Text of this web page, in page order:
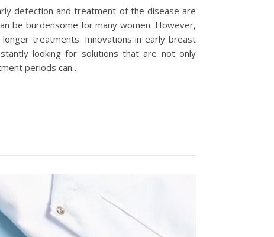
detection and treatment of the disease are
be burdensome for many women. However,
treatments. Innovations in early breast
looking for solutions that are not only
periods can…